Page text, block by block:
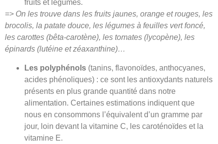
fruits et légumes.
=> On les trouve dans les fruits jaunes, orange et rouges, les
brocolis, la patate douce, les légumes à feuilles vert foncé,
les carottes (bêta-carotène), les tomates (lycopène), les
épinards (lutéine et zéaxanthine)…
Les polyphénols (tanins, flavonoïdes, anthocyanes,
acides phénoliques) : ce sont les antioxydants naturels
présents en plus grande quantité dans notre
alimentation. Certaines estimations indiquent que
nous en consommons l’équivalent d’un gramme par
jour, loin devant la vitamine C, les caroténoïdes et la
vitamine E.